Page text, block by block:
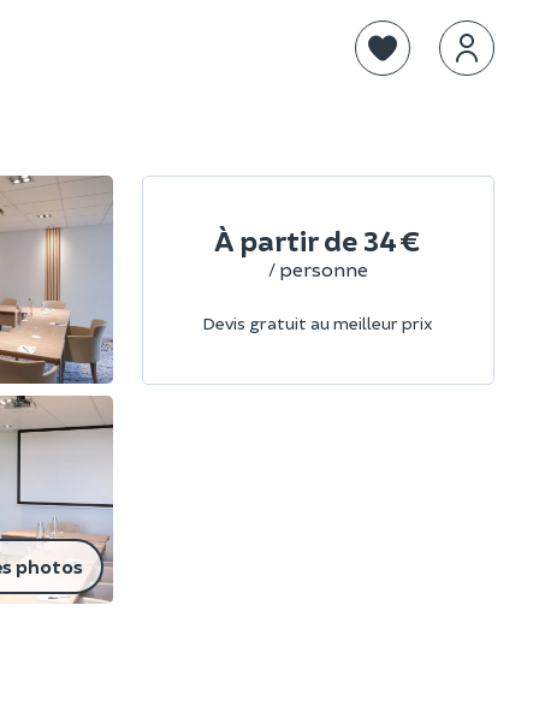
photos
À partir de 34 €
/ personne
Devis gratuit au meilleur prix